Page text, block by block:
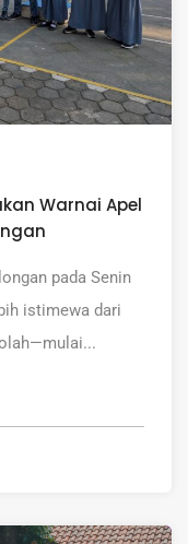
Warnai Apel
pada Senin
istimewa dari